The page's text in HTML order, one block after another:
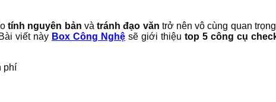
tính nguyên bản vàtránh đạo văn trở nên vô cùng quan
viết này Box Công Nghệsẽ giới thiệutop 5 công cụ